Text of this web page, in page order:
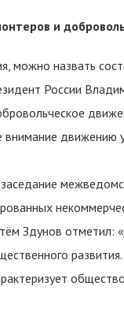
и
можно назвать
России
внимание
Здунов